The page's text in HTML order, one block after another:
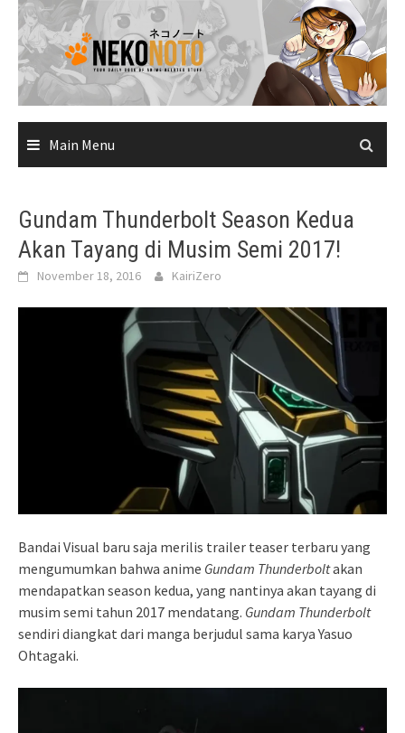
Skip
content
Main Menu
Gundam Thunderbolt Season Kedua
Akan Tayang di Musim Semi 2017!
November 18, 2016 KairiZero
Bandai Visual baru saja merilis trailer teaser terbaru yang
mengumumkan bahwa anime Gundam Thunderboltakan
mendapatkan season kedua, yang nantinya akan tayang di
musim semi tahun 2017 mendatang. Gundam Thunderbolt
sendiri diangkat dari manga berjudul sama karya Yasuo
Ohtagaki.